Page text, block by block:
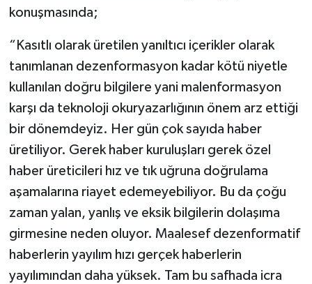
konuşmasında;
“Kasıtlı olarak üretilen yanıltıcı içerikler olarak
tanımlanan dezenformasyon kadar kötü niyetle
kullanılan doğru bilgilere yani malenformasyon
karşı da teknoloji okuryazarlığının önem arz ettiği
bir dönemdeyiz. Her gün çok sayıda haber
üretiliyor. Gerek haber kuruluşları gerek özel
haber üreticileri hız ve tık uğruna doğrulama
aşamalarına riayet edemeyebiliyor. Bu da çoğu
zaman yalan, yanlış ve eksik bilgilerin dolaşıma
girmesine neden oluyor. Maalesef dezenformatif
haberlerin yayılım hızı gerçek haberlerin
yayılımından daha yüksek. Tam bu safhada icra